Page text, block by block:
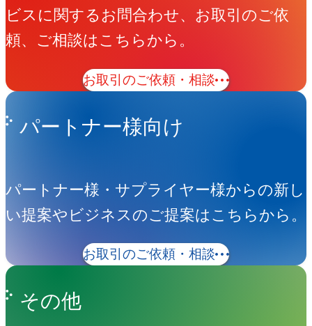
ビスに関するお問合わせ、お取引のご依
頼、ご相談はこちらから。
お取引のご依頼・相談
パートナー様向け
パートナー様・サプライヤー様からの新し
い提案やビジネスのご提案はこちらから。
お取引のご依頼・相談
その他